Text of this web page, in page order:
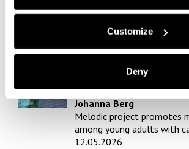
Customize
Deny
Suosituimmat |
Dilukshi Soysa,
Tommy Lyons,
Mari Lahti,
Johanna Berg
Melodic project promotes
among young adults with
12.05.2026